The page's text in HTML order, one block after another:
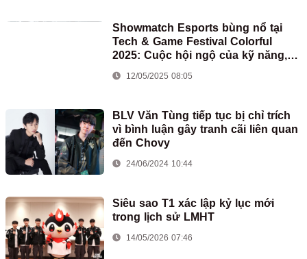
Showmatch Esports bùng nổ tại
Tech & Game Festival Colorful
2025: Cuộc hội ngộ của kỹ năng,
đam mê và bất ngờ
12/05/2025 08:05
BLV Văn Tùng tiếp tục bị chỉ trích
vì bình luận gây tranh cãi liên quan
đến Chovy
24/06/2024 10:44
Siêu sao T1 xác lập kỷ lục mới
trong lịch sử LMHT
14/05/2026 07:46